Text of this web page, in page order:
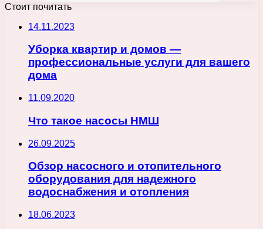
Стоит почитать
14.11.2023
Уборка квартир и домов —
профессиональные услуги для вашего
дома
11.09.2020
Что такое насосы НМШ
26.09.2025
Обзор насосного и отопительного
оборудования для надежного
водоснабжения и отопления
18.06.2023